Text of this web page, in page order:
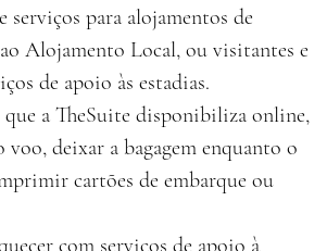
para alojamentos de
Alojamento Local, ou visitantes e
de apoio às estadias.
a TheSuite disponibiliza online,
voo, deixar a bagagem enquanto o
cartões de embarque ou
com serviços de apoio à